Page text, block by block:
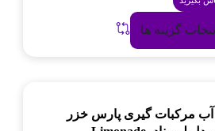
گزینه ها
مرکبات گیری پارس خزر